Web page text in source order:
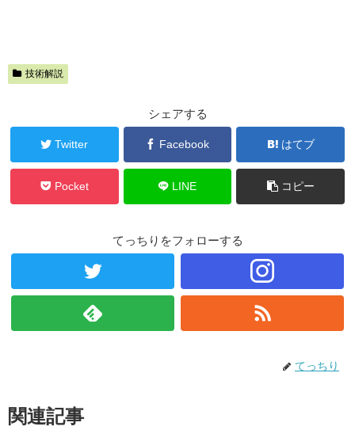
技術解説
シェアする
Twitter Facebook はてブ
Pocket LINE コピー
てっちりをフォローする
てっちり
関連記事